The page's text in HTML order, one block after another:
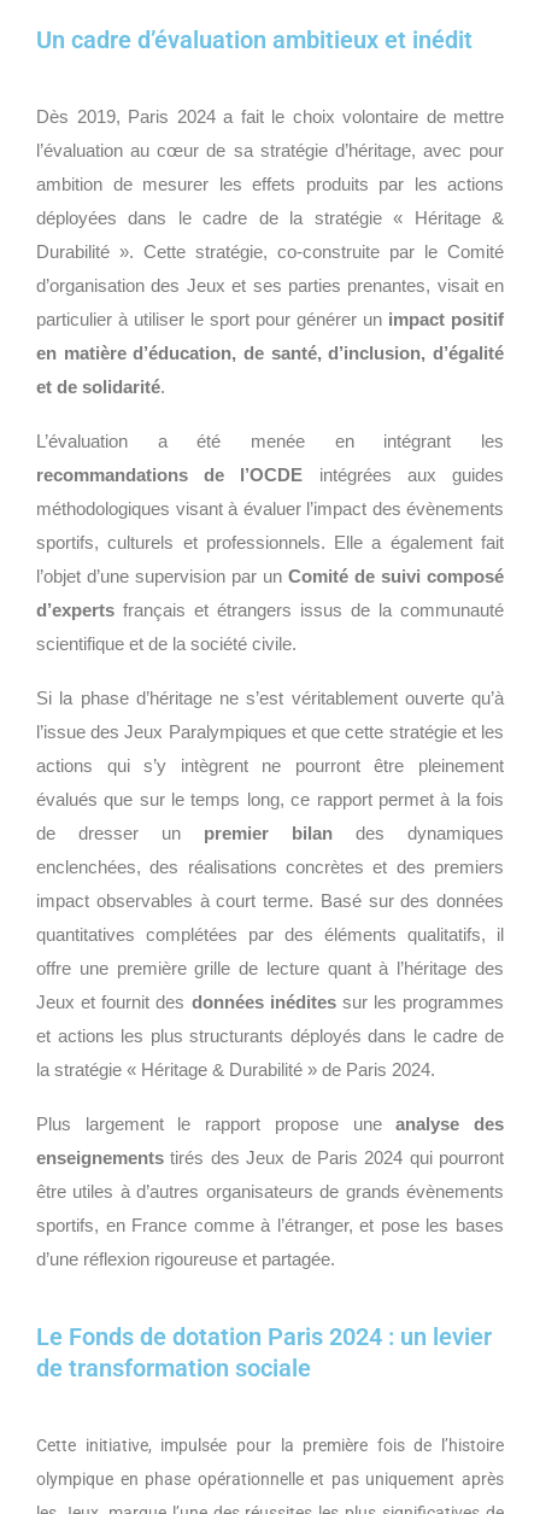
Un cadre d’évaluation ambitieux et inédit
Dès 2019, Paris 2024 a fait le choix volontaire de mettre
l’évaluation au cœur de sa stratégie d’héritage, avec pour
ambition de mesurer les effets produits par les actions
déployées dans le cadre de la stratégie « Héritage &
Durabilité ». Cette stratégie, co-construite par le Comité
d’organisation des Jeux et ses parties prenantes, visait en
particulier à utiliser le sport pour générer un impact positif
en matière d’éducation, de santé, d’inclusion, d’égalité
et de solidarité.
L’évaluation a été menée en intégrant les
recommandations de l’OCDE intégrées aux guides
méthodologiques visant à évaluer l’impact des évènements
sportifs, culturels et professionnels. Elle a également fait
l’objet d’une supervision par un Comité de suivi composé
d’experts français et étrangers issus de la communauté
scientifique et de la société civile.
Si la phase d’héritage ne s’est véritablement ouverte qu’à
l’issue des Jeux Paralympiques et que cette stratégie et les
actions qui s’y intègrent ne pourront être pleinement
évalués que sur le temps long, ce rapport permet à la fois
de dresser un premier bilan des dynamiques
enclenchées, des réalisations concrètes et des premiers
impact observables à court terme. Basé sur des données
quantitatives complétées par des éléments qualitatifs, il
offre une première grille de lecture quant à l’héritage des
Jeux et fournit des données inéditessur les programmes
et actions les plus structurants déployés dans le cadre de
la stratégie « Héritage & Durabilité » de Paris 2024.
Plus largement le rapport propose uneanalyse des
enseignements tirés des Jeux de Paris 2024 qui pourront
être utiles à d’autres organisateurs de grands évènements
sportifs, en France comme à l’étranger, et pose les bases
d’une réflexion rigoureuse et partagée.
Le Fonds de dotation Paris 2024 : un levier
de transformation sociale
Cette initiative, impulsée pour la première fois de l’histoire
olympique en phase opérationnelle et pas uniquement après